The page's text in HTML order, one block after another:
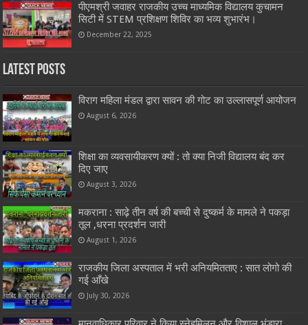
पीएमश्री जवाहर राजकीय उच्च माध्यमिक विद्यालय कुचामन
सिटी में STEM प्रशिक्षण शिविर का भव्य शुभारंभ।
December 22, 2025
Latest Posts
विराग महिला मंडल द्वारा सावन की गोट का उल्लासपूर्ण आयोजन
August 6, 2026
शिक्षा का व्यवसायीकरण क्यों : तो क्या निजी विद्यालय बंद कर
दिए जाए
August 3, 2026
मकराना : साढ़े तीन वर्ष की बच्ची से दुष्कर्म के मामले ने पकड़ा
तूल ,धरना प्रदर्शन जारी
August 1, 2026
राजकीय जिला अस्पताल में भरी अनियमितताए : सात लोगो की
गई आँखे
July 30, 2026